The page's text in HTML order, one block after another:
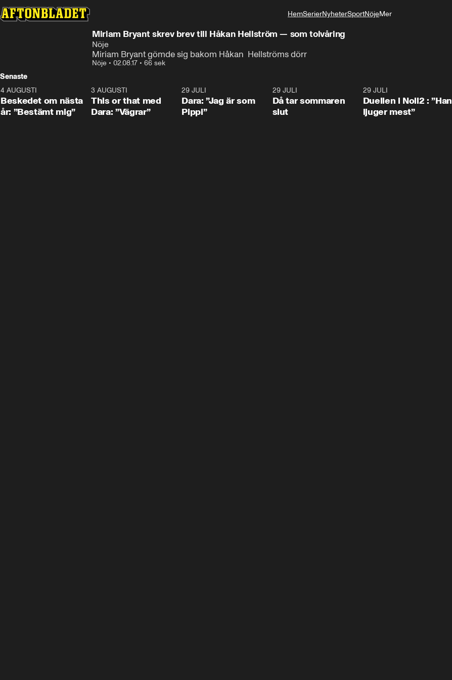
HemSerierNyheterSportNöjeMer
Miriam Bryant skrev brev till Håkan Hellström — som tolvåring
Nöje
Miriam Bryant gömde sig bakom Håkan  Hellströms dörr
Nöje • 02.08.17 • 66 sek
Senaste
0:24
4 AUGUSTI
Beskedet om nästa
år: ”Bestämt mig”
1:02
3 AUGUSTI
This or that med
Dara: ”Vägrar”
29 JULI
Dara: ”Jag är som
Pippi”
29 JULI
Då tar sommaren
slut
29 JULI
Duellen i Noll2 : ”Han
ljuger mest”